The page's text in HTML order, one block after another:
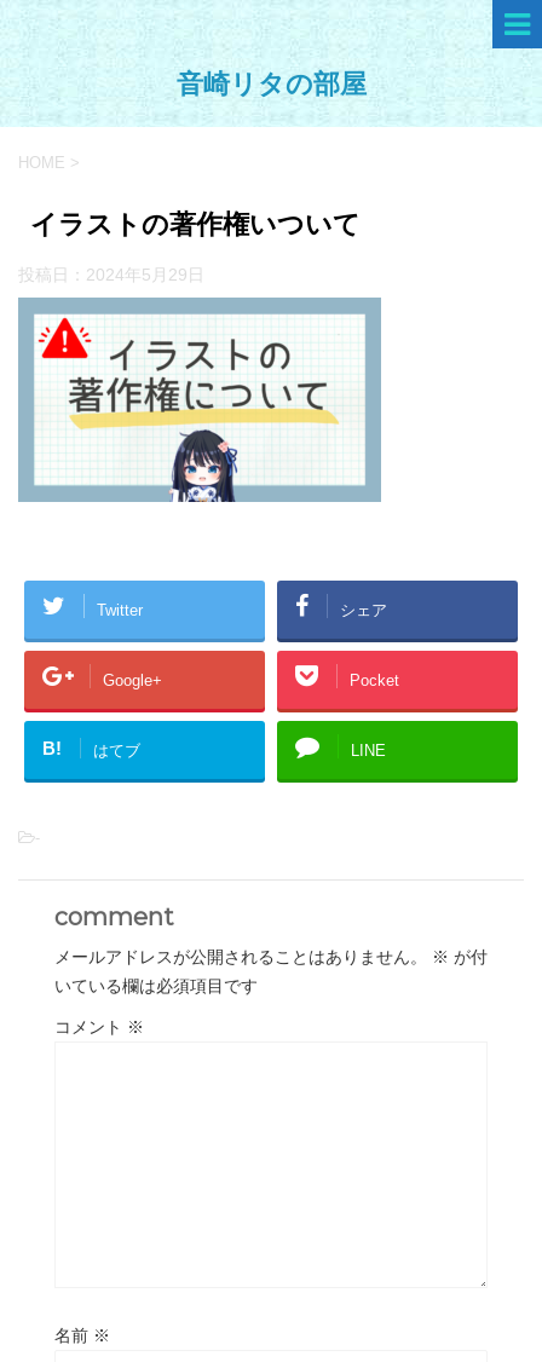
音崎リタの部屋
HOME >
イラストの著作権いついて
投稿日： 2024年5月29日
Twitter シェア
Google+ Pocket
B! はてブ LINE
-
comment
メールアドレスが公開されることはありません。 ※ が付
いている欄は必須項目です
コメント ※
名前 ※